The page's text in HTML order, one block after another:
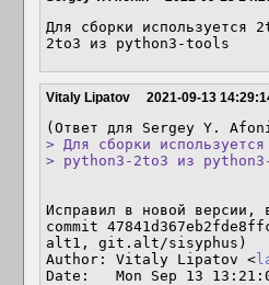
Для сборки
2to3 из python3-tools
Vitaly Lipatov 2021-09-13
(Ответ для Sergey Y.
> Для сборки
> python3-2to3 из
Исправил в новой версии,
commit
alt1, git.alt/sisyphus)
Author: Vitaly Lipatov <
Date:   Mon Sep 13